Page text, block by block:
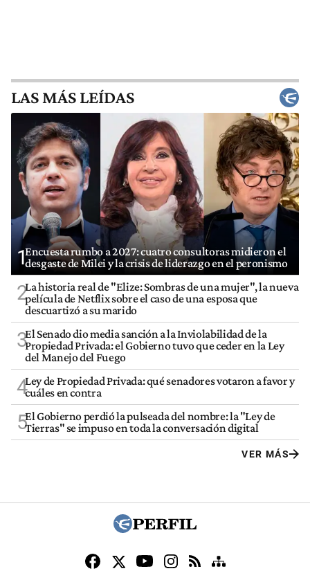
LAS MÁS LEÍDAS
1Encuesta rumbo a 2027: cuatro consultoras midieron el
desgaste de Milei y la crisis de liderazgo en el peronismo
2La historia real de "Elize: Sombras de una mujer", la nueva
película de Netflix sobre el caso de una esposa que
descuartizó a su marido
3El Senado dio media sanción a la Inviolabilidad de la
Propiedad Privada: el Gobierno tuvo que ceder en la Ley
del Manejo del Fuego
4Ley de Propiedad Privada: qué senadores votaron a favor y
cuáles en contra
5El Gobierno perdió la pulseada del nombre: la "Ley de
Tierras" se impuso en toda la conversación digital
VER MÁS